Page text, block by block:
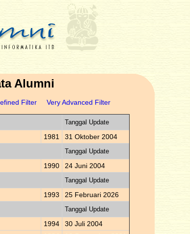
Alumni
Filter Very Advanced Filter
Tanggal Update
1981 31 Oktober 2004
Tanggal Update
1990 24 Juni 2004
Tanggal Update
1993 25 Februari 2026
Tanggal Update
1994
30 Juli 2004